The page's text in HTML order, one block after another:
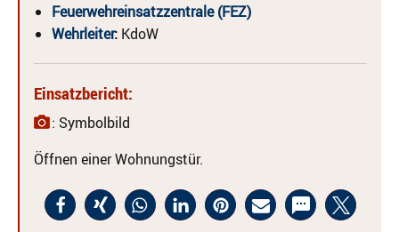
Feuerwehreinsatzzentrale (FEZ)
Wehrleiter: KdoW
Einsatzbericht:
: Symbolbild
Öffnen einer Wohnungstür.